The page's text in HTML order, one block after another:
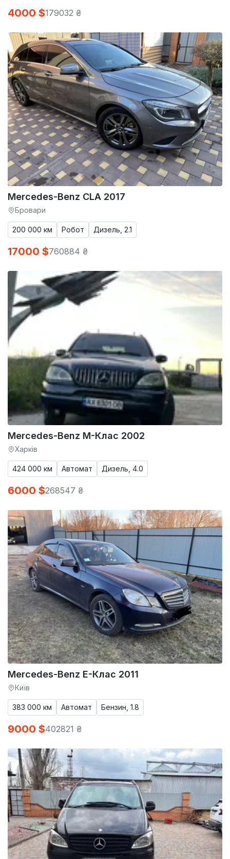
4000 $179032 ₴
Mercedes-Benz CLA 2017
Бровари
200 000 км Робот Дизель, 2.1
17000 $760884 ₴
Mercedes-Benz M-Клас 2002
Харків
424 000 км Автомат Дизель, 4.0
6000 $268547 ₴
Mercedes-Benz E-Клас 2011
Київ
383 000 км Автомат Бензин, 1.8
9000 $402821 ₴